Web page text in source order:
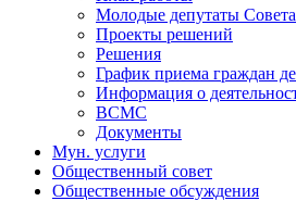
Молодые депутаты Совета
Проекты решений
Решения
График приема граждан
Информация о
ВСМС
Документы
Мун. услуги
Общественный совет
Общественные обсуждения